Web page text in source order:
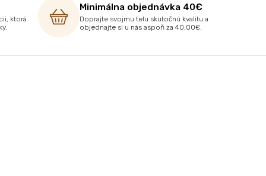
ktorá
Minimálna objednávka 40€
Doprajte svojmu telu skutočnú kvalitu a
objednajte si u nás aspoň za 40,00€.